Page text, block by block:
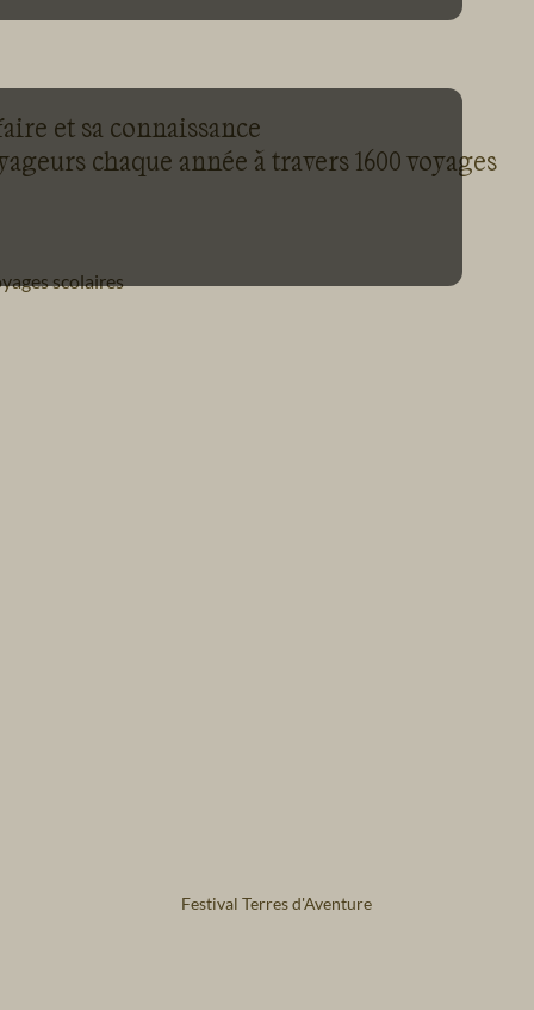
et sa connaissance
chaque année à travers 1600 voyages
scolaires
Festival Terres d'Aventure